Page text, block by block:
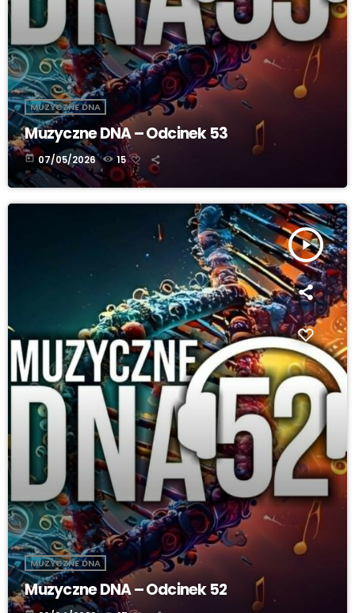
MUZYCZNE DNA
Muzyczne DNA – Odcinek 53
today 07/05/2026 15
play_arrow
MUZYCZNE DNA
Muzyczne DNA – Odcinek 52